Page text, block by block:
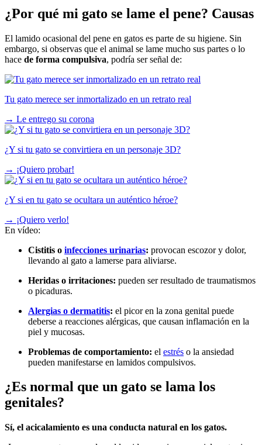
¿Por qué mi gato se lame el pene? Causas
El lamido ocasional del pene en gatos es parte de su higiene. Sin
embargo, si observas que el animal se lame mucho sus partes o lo
hace de forma compulsiva, podría ser señal de:
Tu gato merece ser inmortalizado en un retrato real
→ Le entrego su corona
¿Y si tu gato se convirtiera en un personaje 3D?
→ ¡Quiero probar!
¿Y si en tu gato se ocultara un auténtico héroe?
→ ¡Quiero verlo!
En vídeo:
Cistitis o infecciones urinarias: provocan escozor y dolor,
llevando al gato a lamerse para aliviarse.
Heridas o irritaciones: pueden ser resultado de traumatismos
o picaduras.
Alergias o dermatitis: el picor en la zona genital puede
deberse a reacciones alérgicas, que causan inflamación en la
piel y mucosas.
Problemas de comportamiento: el estrés o la ansiedad
pueden manifestarse en lamidos compulsivos.
¿Es normal que un gato se lama los
genitales?
Sí, el acicalamiento es una conducta natural en los gatos.